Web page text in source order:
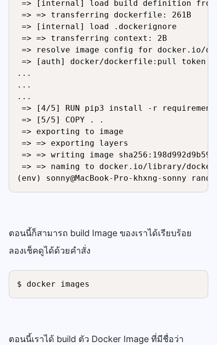
=> [internal] load build
=> => transferring
=> [internal] load
=> => transferring context:
=> resolve image config for
=> [auth] docker/dockerfile:pull token
...
...
...
=> [4/5] RUN pip3 install -r
=> [5/5] COPY . .
=> exporting to image
=> => exporting layers
=> => writing image
=> => naming to docker.io/
(env) sonny@MacBook-Pro-khxng-sonny
ตอนนี้ก็สามารถ build Image ของเราได้เรียบร้อย
ลองเช็คดูได้ด้วยคำสั่ง
$ docker images
ตอนนี้เราได้ build ตัว Docker Image ที่มีชื่อว่า